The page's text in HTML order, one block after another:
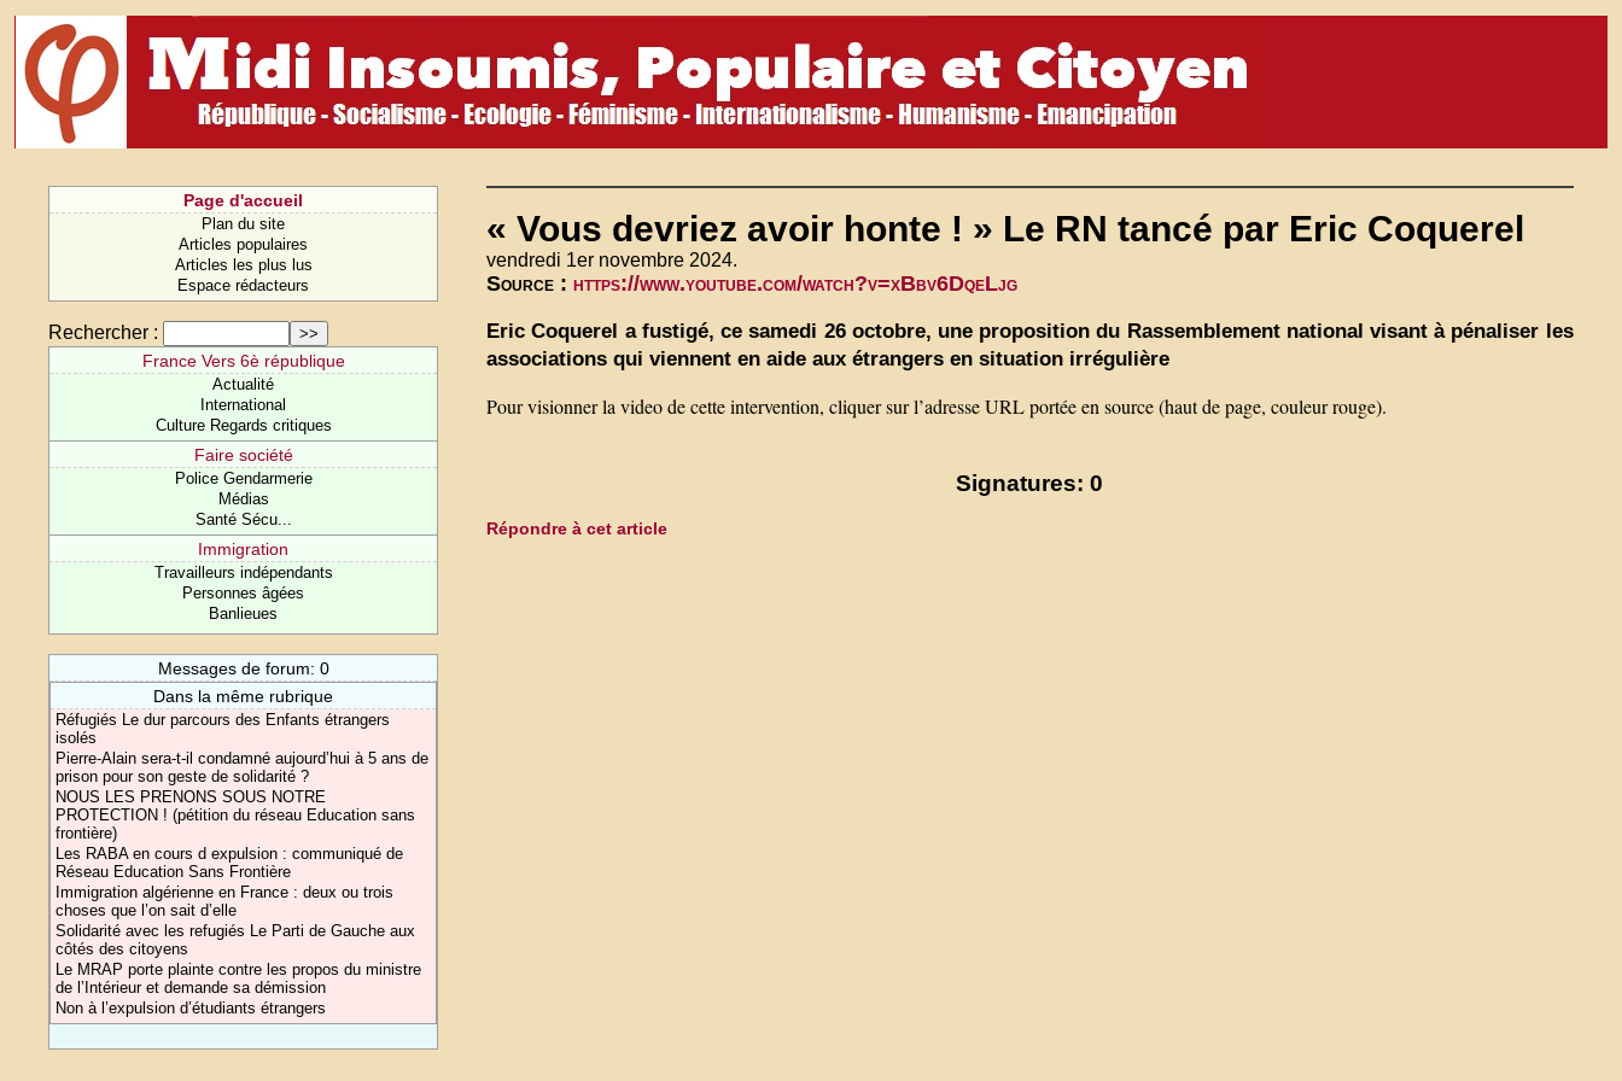
Page d'accueil
Plan du site
Articles populaires
Articles les plus lus
Espace rédacteurs
Rechercher :
France Vers 6è république
Actualité
International
Culture Regards critiques
Faire société
Police Gendarmerie
Médias
Santé Sécu...
Immigration
Travailleurs indépendants
Personnes âgées
Banlieues
Messages de forum: 0
Dans la même rubrique
Réfugiés Le dur parcours des Enfants étrangers
isolés
Pierre-Alain sera-t-il condamné aujourd’hui à 5 ans de
prison pour son geste de solidarité ?
NOUS LES PRENONS SOUS NOTRE
PROTECTION ! (pétition du réseau Education sans
frontière)
Les RABA en cours d expulsion : communiqué de
Réseau Education Sans Frontière
Immigration algérienne en France : deux ou trois
choses que l’on sait d’elle
Solidarité avec les refugiés Le Parti de Gauche aux
côtés des citoyens
Le MRAP porte plainte contre les propos du ministre
de l’Intérieur et demande sa démission
Non à l’expulsion d’étudiants étrangers
« Vous devriez avoir honte ! » Le RN tancé par Eric Coquerel
vendredi 1er novembre 2024.
Source :https://www.youtube.com/watch?v=xBbv6DqeLjg
Eric Coquerel a fustigé, ce samedi 26 octobre, une proposition du Rassemblement national visant à pénaliser les
associations qui viennent en aide aux étrangers en situation irrégulière
Pour visionner la video de cette intervention, cliquer sur l’adresse URL portée en source (haut de page, couleur rouge).
Signatures: 0
Répondre à cet article